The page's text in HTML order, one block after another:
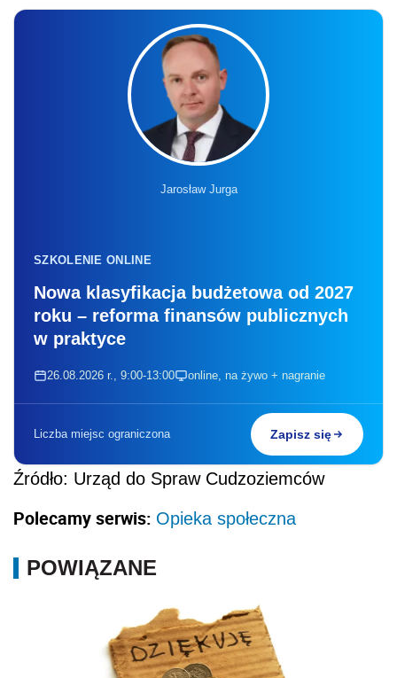
Jarosław Jurga
SZKOLENIE ONLINE
Nowa klasyfikacja budżetowa od 2027
roku – reforma finansów publicznych
w praktyce
26.08.2026 r., 9:00-13:00 online, na żywo + nagranie
Liczba miejsc ograniczona Zapisz się
Źródło: Urząd do Spraw Cudzoziemców
Polecamy serwis: Opieka społeczna
POWIĄZANE